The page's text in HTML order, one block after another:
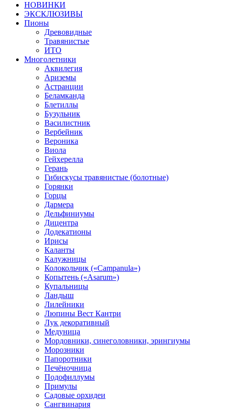
НОВИНКИ
ЭКСКЛЮЗИВЫ
Пионы
Древовидные
Травянистые
ИТО
Многолетники
Аквилегия
Ариземы
Астранции
Беламканда
Блетиллы
Бузульник
Василистник
Вербейник
Вероника
Виола
Гейхерелла
Герань
Гибискусы травянистые (болотные)
Горянки
Горцы
Дармера
Дельфиниумы
Дицентра
Додекатионы
Ирисы
Каланты
Калужницы
Колокольчик («Campanula»)
Копытень («Asarum»)
Купальницы
Ландыш
Лилейники
Люпины Вест Кантри
Лук декоративный
Медуница
Мордовники, синеголовники, эрингиумы
Морозники
Папоротники
Печёночница
Подофиллумы
Примулы
Садовые орхидеи
Сангвинария